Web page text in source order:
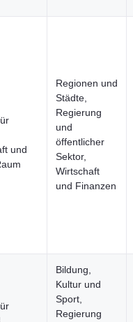
und
Regionen und
Städte,
Regierung
und
öffentlicher
Sektor,
Wirtschaft
und Finanzen
Bildung,
Kultur und
Sport,
Regierung